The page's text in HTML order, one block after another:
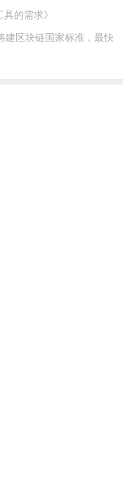
具的需求》
建区块链国家标准，最快